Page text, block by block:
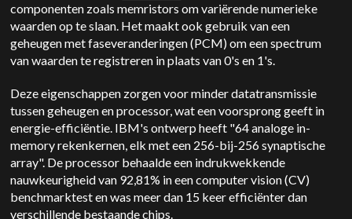
componenten zoals memristors om variërende numerieke
waarden op te slaan. Het maakt ook gebruik van een
geheugen met faseveranderingen (PCM) om een spectrum
van waarden te registreren in plaats van 0's en 1's.
Deze eigenschappen zorgen voor minder datatransmissie
tussen geheugen en processor, wat een voorsprong geeft in
energie-efficiëntie. IBM's ontwerp heeft "64 analoge in-
memory rekenkernen, elk met een 256-bij-256 synaptische
array". De processor behaalde een indrukwekkende
nauwkeurigheid van 92,81% in een computer vision (CV)
benchmarktest en was meer dan 15 keer efficiënter dan
verschillende bestaande chips.